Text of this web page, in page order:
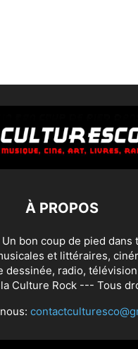
À PROPOS
bon coup de pied dans
et littéraires,
dessinée, radio,
Culture Rock --- Tous